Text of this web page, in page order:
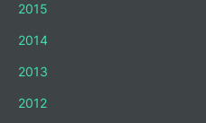
2015
2014
2013
2012